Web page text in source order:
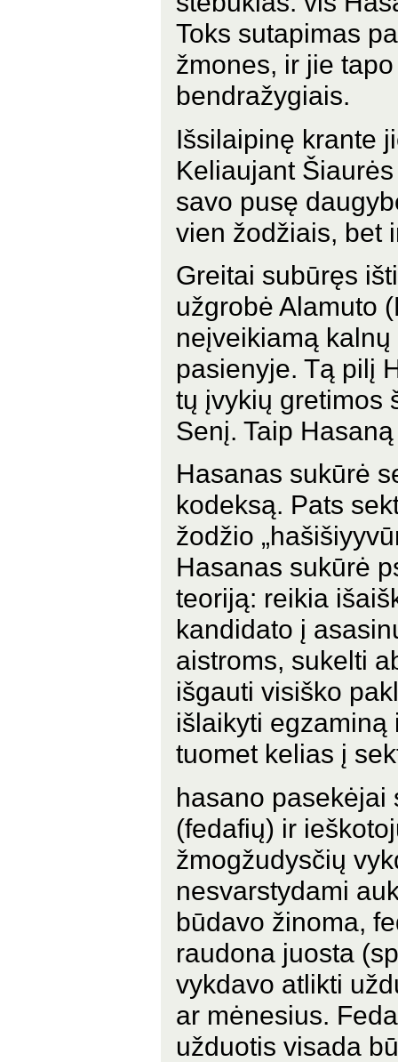
Toks sutapimas
žmones, ir jie
bendražygiais.
Išsilaipinę krante
Keliaujant
savo pusę
vien žodžiais, bet
Greitai subūręs
užgrobė Alamuto
neįveikiamą
pasienyje. Tą pilį
tų įvykių gretimos
Senį. Taip
Hasanas sukūrė
kodeksą. Pats
žodžio
Hasanas sukūrė
teoriją: reikia
kandidato į
aistroms, sukelti
išgauti visiško
išlaikyti egzaminą
tuomet kelias į
hasano pasekėjai
(fedafių) ir
žmogžudysčių
nesvarstydami
būdavo žinoma,
raudona juosta
vykdavo atlikti
ar mėnesius.
užduotis visada